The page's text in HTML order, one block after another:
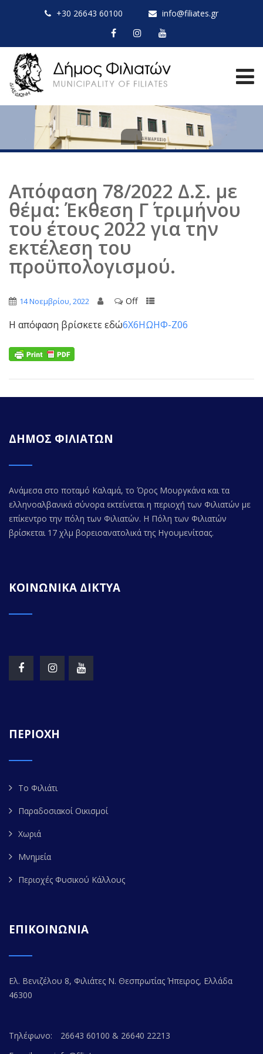
+30 26643 60100 info@filiates.gr
Απόφαση 78/2022 Δ.Σ. με
θέμα: Έκθεση Γ΄ τριμήνου
του έτους 2022 για την
εκτέλεση του
προϋπολογισμού.
14 Νοεμβρίου, 2022 Off
Η απόφαση βρίσκετε εδώ6Χ6ΗΩΗΦ-Ζ06
ΔΗΜΟΣ ΦΙΛΙΑΤΩΝ
Ανάμεσα στο ποταμό Καλαμά, το Όρος Μουργκάνα και τα
ελληνοαλβανικά σύνορα εκτείνεται η περιοχή των Φιλιατών με
επίκεντρο την πόλη των Φιλιατών. Η Πόλη των Φιλιατών
βρίσκεται 17 χλμ βορειοανατολικά της Ηγουμενίτσας.
ΚΟΙΝΩΝΙΚΑ ΔΙΚΤΥΑ
ΠΕΡΙΟΧΗ
Το Φιλιάτι
Παραδοσιακοί Οικισμοί
Χωριά
Μνημεία
Περιοχές Φυσικού Κάλλους
ΕΠΙΚΟΙΝΩΝΙΑ
Ελ. Βενιζέλου 8, Φιλιάτες Ν. Θεσπρωτίας Ήπειρος, Ελλάδα
46300
Τηλέφωνο:
26643 60100 & 26640 22213